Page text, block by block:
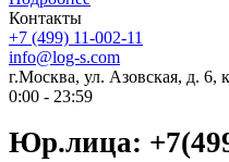
Контакты
+7 (499) 11-002-11
info@log-s.com
г.Москва, ул. Азовская, д. 6,
0:00 - 23:59
Юр.лица: